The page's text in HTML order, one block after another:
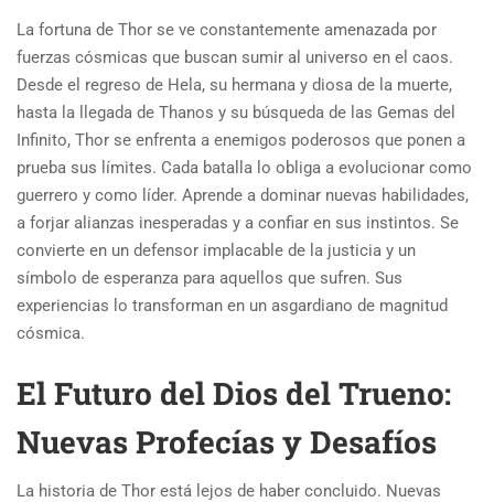
La fortuna de Thor se ve constantemente amenazada por
fuerzas cósmicas que buscan sumir al universo en el caos.
Desde el regreso de Hela, su hermana y diosa de la muerte,
hasta la llegada de Thanos y su búsqueda de las Gemas del
Infinito, Thor se enfrenta a enemigos poderosos que ponen a
prueba sus límites. Cada batalla lo obliga a evolucionar como
guerrero y como líder. Aprende a dominar nuevas habilidades,
a forjar alianzas inesperadas y a confiar en sus instintos. Se
convierte en un defensor implacable de la justicia y un
símbolo de esperanza para aquellos que sufren. Sus
experiencias lo transforman en un asgardiano de magnitud
cósmica.
El Futuro del Dios del Trueno:
Nuevas Profecías y Desafíos
La historia de Thor está lejos de haber concluido. Nuevas